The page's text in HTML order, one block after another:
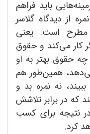
باید فراهم
از دیدگاه گلاسر
مطرح است. یعنی
کار می‌کند و حقوق
حقوق بهتر به او
می‌دهد، همین‌طور هم
نه نمره بد و
که در برابر تلاشش
نتیجه برای کسب
کرد.